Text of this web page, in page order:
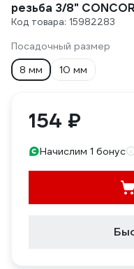
резьба 3/8"
Код товара: 15982283
Посадочный размер
8 мм
10 мм
154 ₽
Начислим 1 бонус